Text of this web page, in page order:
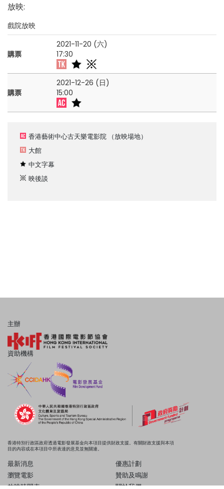
放映:
戲院放映
購票
2021-11-20 (六)
17:30
購票
2021-12-26 (日)
15:00
香港藝術中心古天樂電影院 （放映場地）
大館
中文字幕
映後談
主辦
資助機構
香港特別行政區政府透過電影發展基金向本項目提供財政支援。有關財政支援與本項
目的內容或在本項目中所表達的意見並無關連。
最新消息
瀏覽電影
放映時間表
優惠計劃
贊助及鳴謝
關於我們